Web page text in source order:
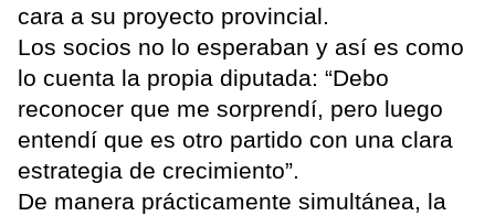
cara a su proyecto provincial.
Los socios no lo esperaban y así es como
lo cuenta la propia diputada: “Debo
reconocer que me sorprendí, pero luego
entendí que es otro partido con una clara
estrategia de crecimiento”.
De manera prácticamente simultánea, la